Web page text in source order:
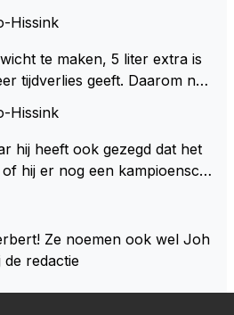
Hissink
te maken, 5 liter extra is
tijdverlies geeft. Daarom ne
plus na 15 minuten is het h
Hissink
hij heeft ook gezegd dat het
hij er nog een kampioensch
leven niet veranderen. Hij wi
winnen met de eigen moto
uitspraken in een van de
worden. Als hij perse uit
Ze noemen ook wel Joh
redactie